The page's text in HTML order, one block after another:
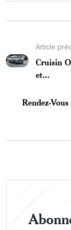
Article
Cruisin
et...
Rendez-